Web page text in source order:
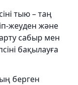
тыю – таң
жеуден және
сабыр мен
бақылауға
берген